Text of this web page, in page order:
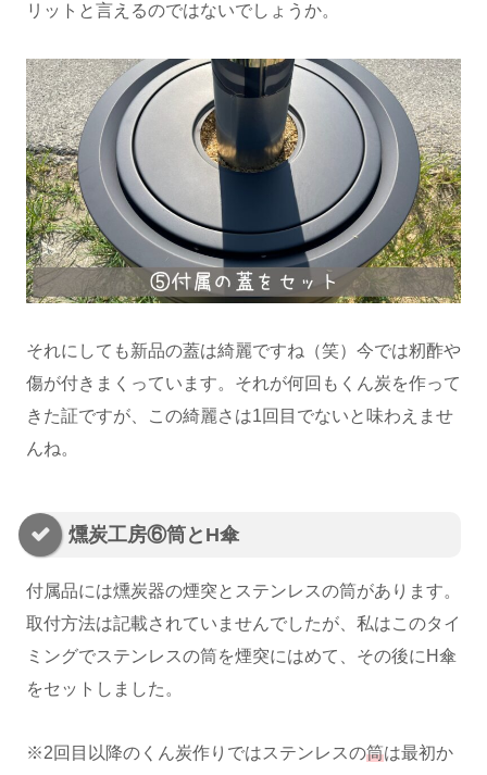
リットと言えるのではないでしょうか。
それにしても新品の蓋は綺麗ですね（笑）今では籾酢や
傷が付きまくっています。それが何回もくん炭を作って
きた証ですが、この綺麗さは1回目でないと味わえませ
んね。
燻炭工房⑥筒とH傘
付属品には燻炭器の煙突とステンレスの筒があります。
取付方法は記載されていませんでしたが、私はこのタイ
ミングでステンレスの筒を煙突にはめて、その後にH傘
をセットしました。
※2回目以降のくん炭作りではステンレスの筒は最初か